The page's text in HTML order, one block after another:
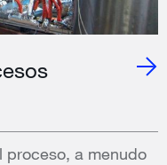
proceso, a menudo